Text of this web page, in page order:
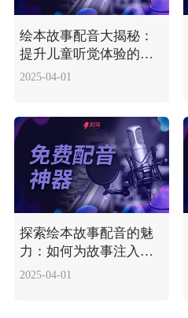
绘本故事配音大揭秘：
提升儿童听觉体验的艺
术
2025-04-01
探索绘本故事配音的魅
力：如何为故事注入生
命
2025-04-01